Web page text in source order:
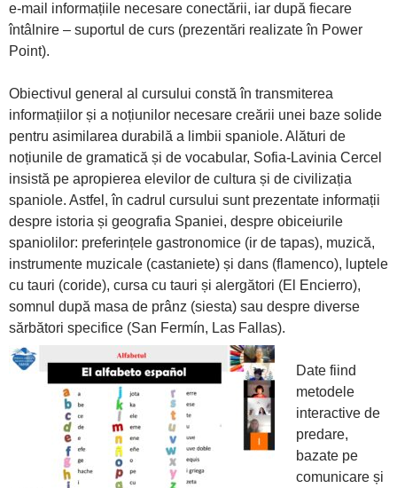
e-mail informațiile necesare conectării, iar după fiecare
întâlnire – suportul de curs (prezentări realizate în Power
Point).
Obiectivul general al cursului constă în transmiterea
informațiilor și a noțiunilor necesare creării unei baze solide
pentru asimilarea durabilă a limbii spaniole. Alături de
noțiunile de gramatică și de vocabular, Sofia-Lavinia Cercel
insistă pe apropierea elevilor de cultura și de civilizația
spaniole. Astfel, în cadrul cursului sunt prezentate informații
despre istoria și geografia Spaniei, despre obiceiurile
spaniolilor: preferințele gastronomice (ir de tapas), muzică,
instrumente muzicale (castaniete) și dans (flamenco), luptele
cu tauri (coride), cursa cu tauri și alergători (El Encierro),
somnul după masa de prânz (siesta) sau despre diverse
sărbători specifice (San Fermín, Las Fallas).
Date fiind
metodele
interactive de
predare,
bazate pe
comunicare și